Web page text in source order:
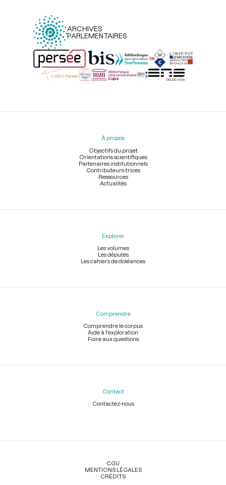
ARCHIVES
PARLEMENTAIRES
Menu
À propos
Objectifs du projet
Orientations scientifiques
Partenaires institutionnels
Contributeurs-trices
Ressources
Actualités
Explorer
Les volumes
Les députés
Les cahiers de doléances
Comprendre
Comprendre le corpus
Aide à l'exploration
Foire aux questions
Contact
Contactez-nous
Légal
CGU
MENTIONS LÉGALES
CRÉDITS